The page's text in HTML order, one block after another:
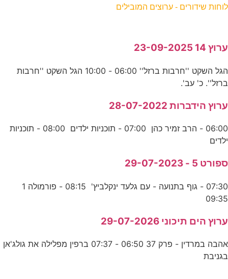
לוחות שידורים - ערוצים המובילים
ערוץ 14 23-09-2025
הגל השקט ''חרבות ברזל'' 06:00 - 10:00 הגל השקט ''חרבות
ברזל''. כ' עב'.
ערוץ הידברות 28-07-2022
06:00 - הרב זמיר כהן 07:00 - תוכניות ילדים 08:00 - תוכניות
ילדים
ספורט 5 - 29-07-2023
09:35
ערוץ הים תיכוני 29-07-2026
אהבה במרדין - פרק 37 06:50 - 07:37 ברפין מפלילה את גולג'אן
בגניבת